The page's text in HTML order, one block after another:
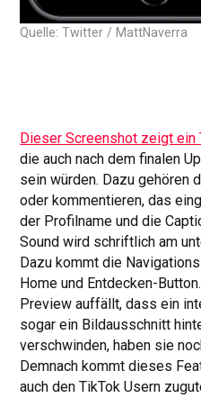
Quelle: Twitter / MattNaverra
Dieser Screenshot zeigt
die auch nach dem finalen
sein würden. Dazu gehören
oder kommentieren, das
der Profilname und die
Sound wird schriftlich am
Dazu kommt die
Home und Entdecken-
Preview auffällt, dass ein
sogar ein Bildausschnitt
verschwinden, haben sie
Demnach kommt dieses
auch den TikTok Usern